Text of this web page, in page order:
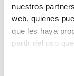
nuestros
web, quienes
que les haya
partir del uso
Welcome to
post. Edit or […]